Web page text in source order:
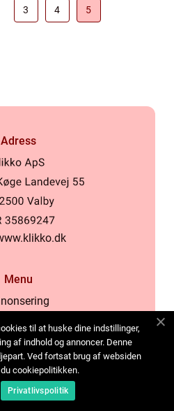
3 4 5
Adress
Menu
oss
Sitemap
til at huske dine indstillinger,
af indhold og annoncer. Denne
Ved fortsat brug af websiden
cookiepolitikken.
Privatlivspolitik